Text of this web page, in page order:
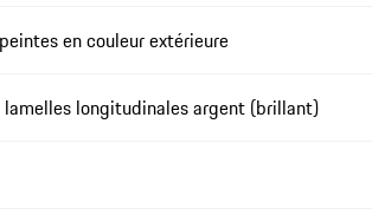
en couleur extérieure
lamelles longitudinales argent (brillant)